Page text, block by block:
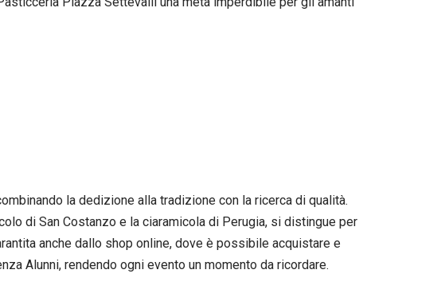
la dedizione alla tradizione con la ricerca di qualità.
di San Costanzo e la ciaramicola di Perugia, si distingue per
anche dallo shop online, dove è possibile acquistare e
Alunni, rendendo ogni evento un momento da ricordare.